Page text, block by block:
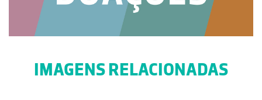
IMAGENS RELACIONADAS